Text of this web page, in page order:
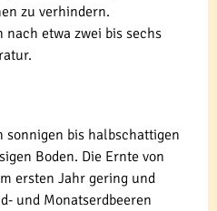
zu verhindern.
etwa zwei bis sechs
sonnigen bis halbschattigen
Boden. Die Ernte von
ersten Jahr gering und
und Monatserdbeeren